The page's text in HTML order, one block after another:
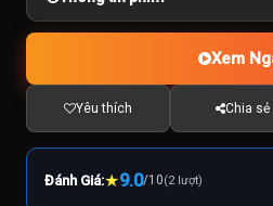
Xem
Yêu thích Chia sẻ
Đánh Giá:★9.0/10(2 lượt)